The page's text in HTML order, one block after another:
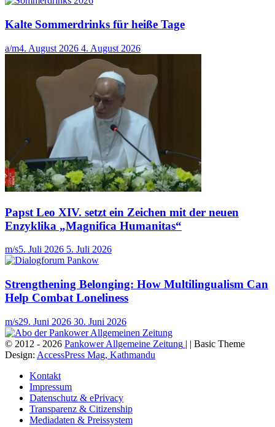
Kalte Sommerdrinks für heiße Tage
a/m4. August 2026 4. August 2026
Papst Leo XIV. setzt ein Zeichen mit der neuen
Enzyklika „Magnifica Humanitas“
m/s5. Juli 2026 5. Juli 2026
Strengthening Belonging: How Multilingualism Can
Help Combat Loneliness
m/s29. Juni 2026 30. Juni 2026
© 2012 - 2026 Pankower Allgemeine Zeitung | | Basic Theme
Design: AccessPress Mag, Kathmandu
Kontakt
Impressum
Datenschutz & ePrivacy
Transparenz & Citizenship
Mediadaten & Preissystem